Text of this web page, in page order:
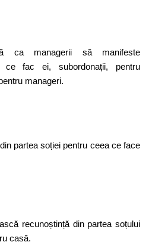
ca managerii să manifeste
ce fac ei, subordonații, pentru
manageri.
partea soției pentru ceea ce face
recunoștință din partea soțului
casă.